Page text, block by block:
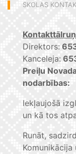
SKOLAS
Direktors:
Kanceleja:
Preiļu
nodarbības:
Iekļaujošā
un kā tos
Runāt,
Komunikācija